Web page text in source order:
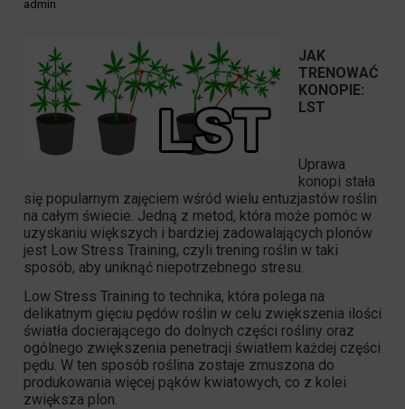
admin
JAK
TRENOWAĆ
KONOPIE:
LST
Uprawa
konopi stała
się popularnym zajęciem wśród wielu entuzjastów roślin
na całym świecie. Jedną z metod, która może pomóc w
uzyskaniu większych i bardziej zadowalających plonów
jest Low Stress Training, czyli trening roślin w taki
sposób, aby uniknąć niepotrzebnego stresu.
Low Stress Training to technika, która polega na
delikatnym gięciu pędów roślin w celu zwiększenia ilości
światła docierającego do dolnych części rośliny oraz
ogólnego zwiększenia penetracji światłem każdej części
pędu. W ten sposób roślina zostaje zmuszona do
produkowania więcej pąków kwiatowych, co z kolei
zwiększa plon.